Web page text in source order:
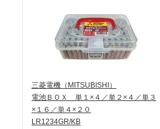
三菱電機（MITSUBISHI）
電池ＢＯＸ 単１×４／単２×４／単３
×１６／単４×２０
LR1234GR/KB